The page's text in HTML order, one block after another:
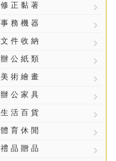
修 正 黏 著
事 務 機 器
文 件 收 納
辦 公 紙 類
美 術 繪 畫
辦 公 家 具
生 活 百 貨
體 育 休 閒
禮 品 贈 品